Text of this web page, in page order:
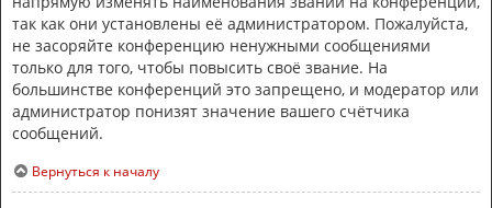
так как они установлены её администратором. Пожалуйста,
не засоряйте конференцию ненужными сообщениями
только для того, чтобы повысить своё звание. На
большинстве конференций это запрещено, и модератор или
администратор понизят значение вашего счётчика
сообщений.
Вернуться к началу